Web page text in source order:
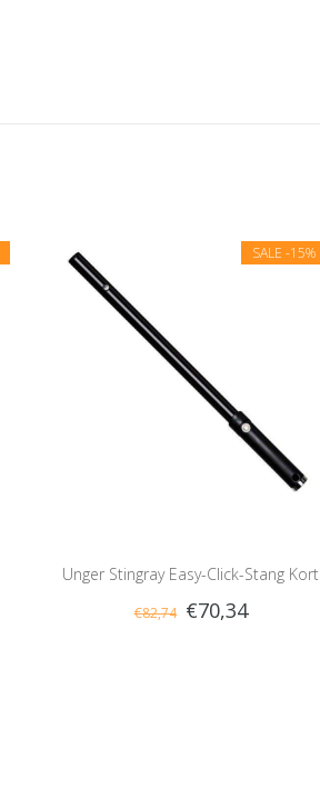
SALE -15%
Unger Stingray Easy-Click-Stang Kort
€82,74 €70,34